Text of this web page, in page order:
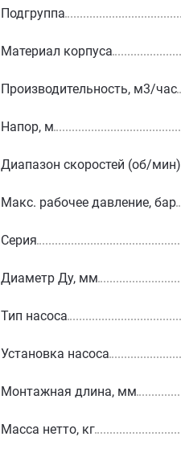
Подгруппа
Материал корпуса
Производительность, м3/час
Напор, м
Диапазон скоростей (об/мин)
Макс. рабочее давление, бар
Серия
Диаметр Ду, мм
Тип насоса
Установка насоса
Монтажная длина, мм
Масса нетто, кг